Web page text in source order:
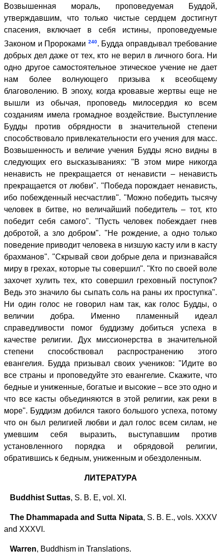
Возвышенная мораль, проповедуемая Буддой,
утверждавшим, что только чистые сердцем достигнут
спасения, включает в себя истины, проповедуемые
Законом и Пророками 240. Будда оправдывал требование
добрых дел даже от тех, кто не верил в личного бога. Ни
одно другое самостоятельное этическое учение не дает
нам более волнующего призыва к всеобщему
благоволению. В эпоху, когда кровавые жертвы еще не
вышли из обычая, проповедь милосердия ко всем
созданиям имела громадное воздействие. Выступление
Будды против обрядности в значительной степени
способствовало привлекательности его учения для масс.
Возвышенность и величие учения Будды ясно видны в
следующих его высказываниях: "В этом мире никогда
ненависть не прекращается от ненависти – ненависть
прекращается от любви". "Победа порождает ненависть,
ибо побежденный несчастлив". "Можно победить тысячу
человек в битве, но величайший победитель – тот, кто
победит себя самого". "Пусть человек побеждает гнев
добротой, а зло добром". "Не рождение, а одно только
поведение приводит человека в низшую касту или в касту
брахманов". "Скрывай свои добрые дела и признавайся
миру в грехах, которые ты совершил". "Кто по своей воле
захочет хулить тех, кто совершил греховный поступок?
Ведь это значило бы сыпать соль на раны их проступка".
Ни один голос не говорил нам так, как голос Будды, о
величии добра. Именно пламенный идеал
справедливости помог буддизму добиться успеха в
качестве религии. Дух миссионерства в значительной
степени способствовал распространению этого
евангелия. Будда призывал своих учеников: "Идите во
все страны и проповедуйте это евангелие. Скажите, что
бедные и униженные, богатые и высокие – все это одно и
что все касты объединяются в этой религии, как реки в
море". Буддизм добился такого большого успеха, потому
что он был религией любви и дал голос всем силам, не
умевшим себя выразить, выступавшим против
установленного порядка и обрядовой религии,
обратившись к бедным, униженным и обездоленным.
ЛИТЕРАТУРА
Buddhist Suttas, S. В. Е, vol. XI.
The Dhammapada and Sutta Nipata, S. B. E., vols. XXXV
and XXXVI.
Warren, Buddhism in Translations.